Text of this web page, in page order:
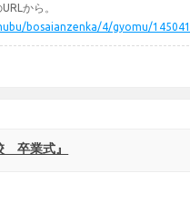
から。
bosaianzenka/4/gyomu/
卒業式』